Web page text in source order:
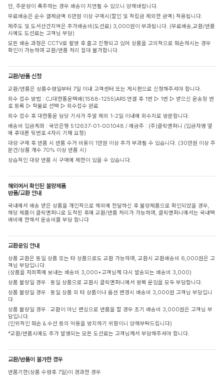
단, 주문량이 폭주하는 경우 배송이 지연될 수 있으니 양해바랍니다.
무료배송은 순수 결제금액 6만원 이상 구매시(할인 및 적립금 제외한 금액) 적용됩니다.
제주도 및 도서산간지역은 추가배송비(도선료) 3,000원이 부과됩니다. (무료배송,교환/반품
시에도 도선료는 고객님 부담)
모든 배송 과정은 CCTV로 촬영 후 출고 진행되고 있어 상품을 고의적으로 훼손하시는 경우
확인이 가능하며 교환/반품 처리 절대 불가합니다.
교환/반품 신청
교환/반품은 상품수령일부터 7일 이내 고객센터 또는 게시판으로 신청해주셔야 합니다.
회수 접수 방법 : CJ대한통운택배(1588-1255)ARS 연결 후 1번 ▷ 1번 ▷ 받으신 운송장 번
호 등록 ▷ 착불로 선택 ▷ 회수접수 완료
회수 접수 후 대한통운 담당 기사가 주말 제외 1-2일 이내에 회수지로 방문합니다.
배송비 입금계좌 : 국민은행 512637-01-001048 / 예금주 : (주)클릭앤퍼니 (입금자명 옆
에 휴대폰 뒷번호 4자리 기재 요청)
대량 구매 후 반품 시 반품 수거 비용이 1만원 이상 추가 부과될 수 있습니다. (30만원 이상 주
문건/상품 개수 70% 이상 반품 시)
상습적인 대량 반품 시 구매에 제한이 있을 수 있습니다.
해외에서 확인된 불량제품
반품/교환 안내
국내에서 배송 받은 상품을 개인적으로 해외에 전달하신 후 불량제품으로 확인되었을 경우,
해당 제품이 클릭앤퍼니로 도착된 후에 교환/반품 처리가 가능하며, 클릭앤퍼니에서는 국내택
배비에 한해서 운송비를 부담 합니다
교환운임 안내
상품 교환은 동일 상품 또는 타 상품으로도 교환 가능하며, 교환시 교환배송비 6,000원은 고
객님 부담입니다.
(상품을 저희쪽에 보내는 배송비 3,000+고객님께 다시 발송되는 배송비 3,000)
상품 불량일 경우 : 동일 상품으로 교환시 클릭앤퍼니에서 왕복 운임을 모두 부담합니다.
상품 불량일 경우 : 동일 상품 외 타 상품이나 옵션 변경시 배송비 3,000원 고객님 부담입니
다.
상품 불량일 경우 : 교환이 아닌 변심으로 반품을 할 경우 초기 배송비 3,000원은 고객님 부
담입니다.
(인위적인 훼손 & 수선 등의 악용을 방지하기 위함이니 양해부탁드립니다)
*교환/반품시에도 추가 발생되는 모든 도선료는 고객님께서 부담해주셔야 합니다.
교환/반품이 불가한 경우
반품기한(상품 수령후 7일)이 경과한 경우